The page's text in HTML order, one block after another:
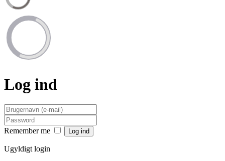
Log ind
Remember me
Ugyldigt login